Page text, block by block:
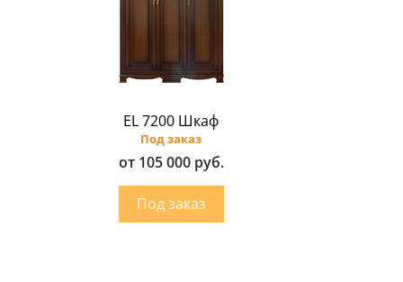
EL 7200 Шкаф
Под заказ
от 105 000 руб.